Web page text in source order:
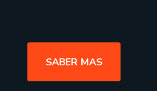
SABER MAS